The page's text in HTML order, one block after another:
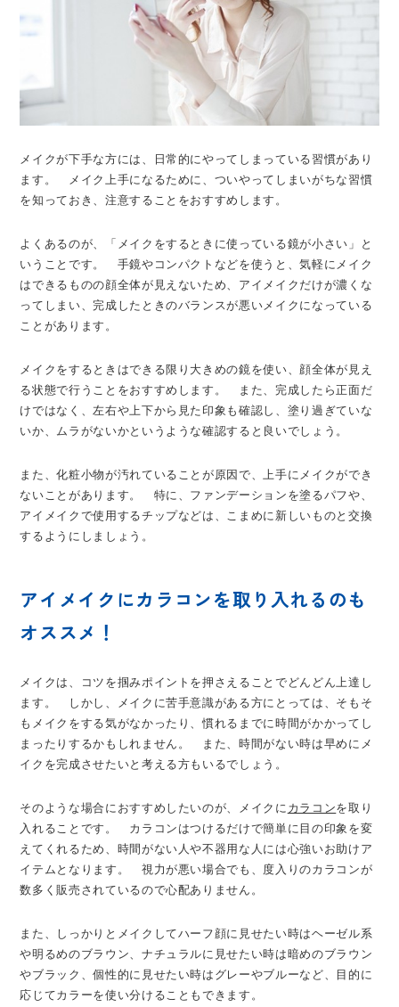
メイクが下手な方には、日常的にやってしまっている習慣があり
ます。 メイク上手になるために、ついやってしまいがちな習慣
を知っておき、注意することをおすすめします。
よくあるのが、「メイクをするときに使っている鏡が小さい」と
いうことです。 手鏡やコンパクトなどを使うと、気軽にメイク
はできるものの顔全体が見えないため、アイメイクだけが濃くな
ってしまい、完成したときのバランスが悪いメイクになっている
ことがあります。
メイクをするときはできる限り大きめの鏡を使い、顔全体が見え
る状態で行うことをおすすめします。 また、完成したら正面だ
けではなく、左右や上下から見た印象も確認し、塗り過ぎていな
いか、ムラがないかというような確認すると良いでしょう。
また、化粧小物が汚れていることが原因で、上手にメイクができ
ないことがあります。 特に、ファンデーションを塗るパフや、
アイメイクで使用するチップなどは、こまめに新しいものと交換
するようにしましょう。
アイメイクにカラコンを取り入れるのも
オススメ！
メイクは、コツを掴みポイントを押さえることでどんどん上達し
ます。 しかし、メイクに苦手意識がある方にとっては、そもそ
もメイクをする気がなかったり、慣れるまでに時間がかかってし
まったりするかもしれません。 また、時間がない時は早めにメ
イクを完成させたいと考える方もいるでしょう。
そのような場合におすすめしたいのが、メイクに カラコンを取り
入れることです。 カラコンはつけるだけで簡単に目の印象を変
えてくれるため、時間がない人や不器用な人には心強いお助けア
イテムとなります。 視力が悪い場合でも、度入りのカラコンが
数多く販売されているので心配ありません。
また、しっかりとメイクしてハーフ顔に見せたい時はヘーゼル系
や明るめのブラウン、ナチュラルに見せたい時は暗めのブラウン
やブラック、個性的に見せたい時はグレーやブルーなど、目的に
応じてカラーを使い分けることもできます。